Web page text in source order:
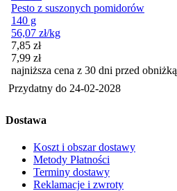
Pesto z suszonych pomidorów
140 g
56,07 zł/kg
Cena promocyjna
7,85 zł
7,99 zł
najniższa cena z 30 dni przed obniżką
Przydatny do 24-02-2028
Dostawa
Koszt i obszar dostawy
Metody Płatności
Terminy dostawy
Reklamacje i zwroty